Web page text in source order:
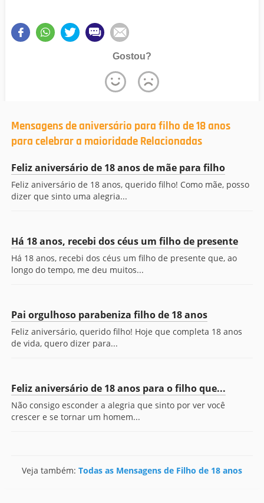
Gostou?
Mensagens de aniversário para filho de 18 anos
para celebrar a maioridade Relacionadas
Feliz aniversário de 18 anos de mãe para filho
Feliz aniversário de 18 anos, querido filho! Como mãe, posso
dizer que sinto uma alegria...
Há 18 anos, recebi dos céus um filho de presente
Há 18 anos, recebi dos céus um filho de presente que, ao
longo do tempo, me deu muitos...
Pai orgulhoso parabeniza filho de 18 anos
Feliz aniversário, querido filho! Hoje que completa 18 anos
de vida, quero dizer para...
Feliz aniversário de 18 anos para o filho que...
Não consigo esconder a alegria que sinto por ver você
crescer e se tornar um homem...
Veja também: Todas as Mensagens de Filho de 18 anos